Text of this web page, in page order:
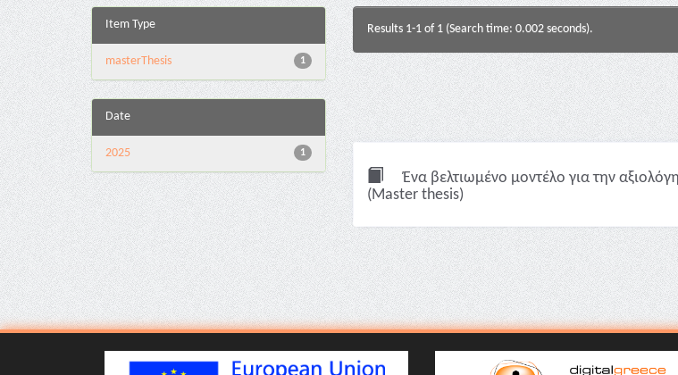
Item Type
1
masterThesis
Date
1
2025
Results 1-1 of 1 (Search time: 0.002 seconds).
Ένα βελτιωμένο μοντέλο για την
(Master thesis)